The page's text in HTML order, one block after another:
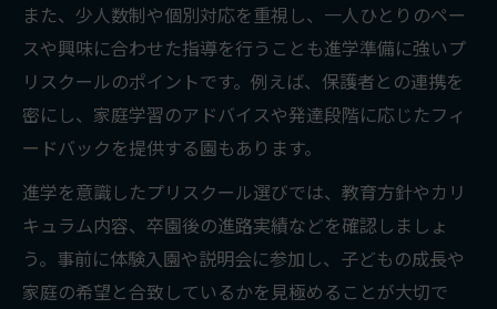
また、少人数制や個別対応を重視し、一人ひとりのペー
スや興味に合わせた指導を行うことも進学準備に強いプ
リスクールのポイントです。例えば、保護者との連携を
密にし、家庭学習のアドバイスや発達段階に応じたフィ
ードバックを提供する園もあります。
進学を意識したプリスクール選びでは、教育方針やカリ
キュラム内容、卒園後の進路実績などを確認しましょ
う。事前に体験入園や説明会に参加し、子どもの成長や
家庭の希望と合致しているかを見極めることが大切で